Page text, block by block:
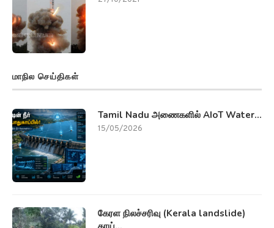
கேரள நிலச்சரிவு (Kerala landslide)
தாய்...
18/10/2021
குப்பைகளை தூக்கி (Chennai
Corporation Notice)...